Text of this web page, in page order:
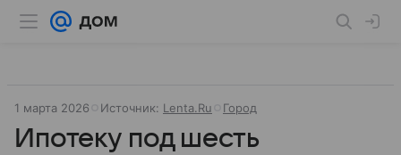
1 марта 2026 Источник: Lenta.Ru Город
Ипотеку под шесть